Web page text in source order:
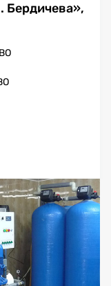
Бердичева»,